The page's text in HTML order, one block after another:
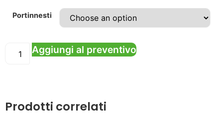
Portinnesti
Aggiungi al preventivo
Prodotti correlati